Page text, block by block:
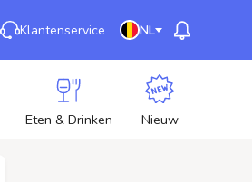
Klantenservice NL
Eten & Drinken Nieuw